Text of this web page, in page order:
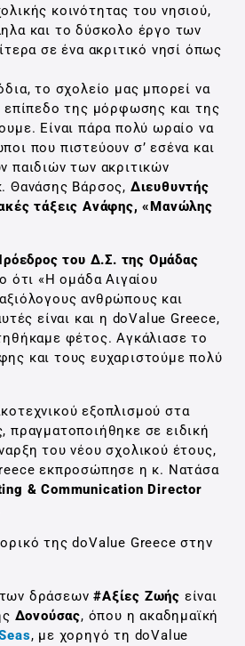
κοινότητας του νησιού,
και το δύσκολο έργο των
σε ένα ακριτικό νησί όπως
το σχολείο μας μπορεί να
επίπεδο της μόρφωσης και της
Είναι πάρα πολύ ωραίο να
που πιστεύουν σ’ εσένα και
παιδιών των ακριτικών
Θανάσης Βάρσος, Διευθυντής
τάξεις Ανάφης, «Μανώλης
του Δ.Σ. της Ομάδας
ότι «Η ομάδα Αιγαίου
ανθρώπους και
είναι και η doValue Greece,
φέτος. Αγκάλιασε το
και τους ευχαριστούμε πολύ
εξοπλισμού στα
πραγματοποιήθηκε σε ειδική
του νέου σχολικού έτους,
εκπροσώπησε η κ. Νατάσα
& Communication Director
της doValue Greece στην
δράσεων#Αξίες Ζωής είναι
Δονούσας, όπου η ακαδημαϊκή
, με χορηγό τη doValue